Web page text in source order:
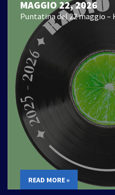
MAGGIO 22, 2026
Puntatina del 22 maggio –
READ MORE »